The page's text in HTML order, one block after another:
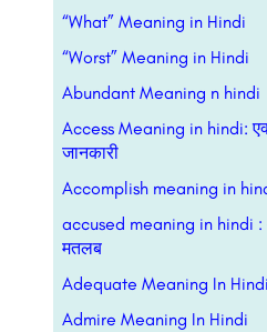
“What” Meaning in Hindi
“Worst” Meaning in Hindi
Abundant Meaning n hindi
Access Meaning in hindi:
जानकारी
Accomplish meaning in
accused meaning in hindi :
मतलब
Adequate Meaning In Hindi
Admire Meaning In Hindi